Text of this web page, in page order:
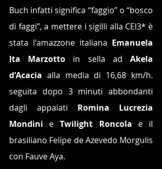
Buch infatti significa “faggio” o “bosco
di faggi”, a mettere i sigilli alla CEI3* è
stata l'amazzone italiana Emanuela
Ita Marzotto in sella ad Akela
d'Acacia alla media di 16,68 km/h.
seguita dopo 3 minuti abbondanti
dagli appaiati Romina Lucrezia
Mondini e Twilight Roncola e il
brasiliano Felipe de Azevedo Morgulis
con Fauve Aya.